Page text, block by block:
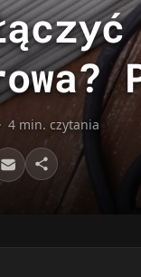
4 min. czytania